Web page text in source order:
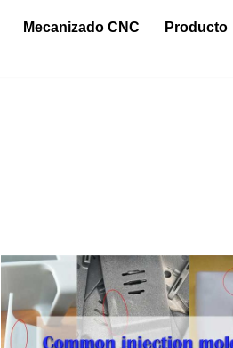
Mecanizado CNC Producto